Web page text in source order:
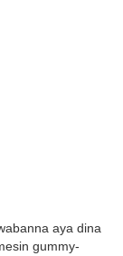
aya dina
gummy-